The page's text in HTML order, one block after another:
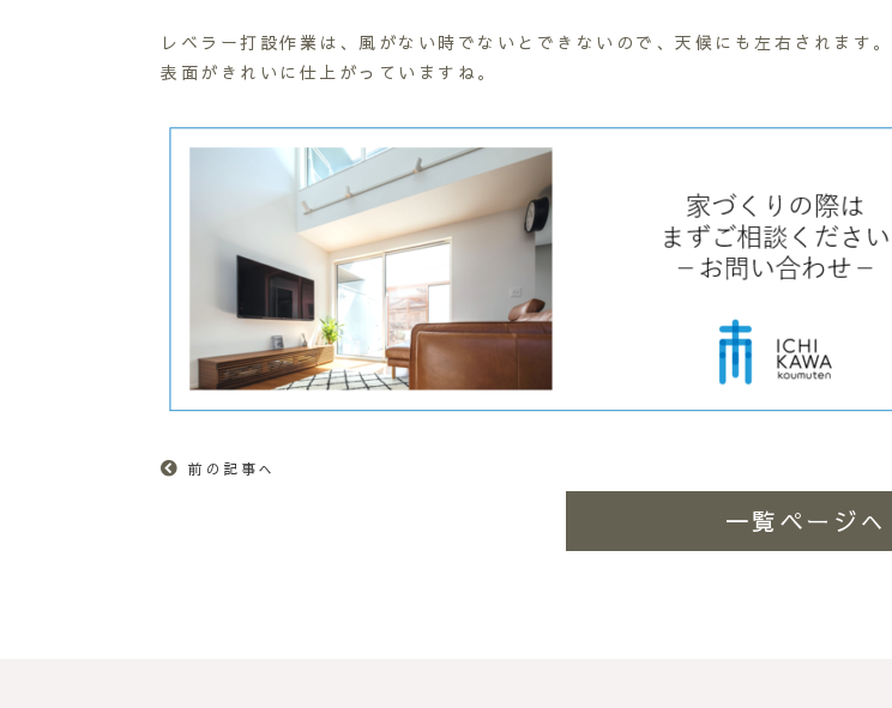
レベラー打設作業は、風がない時でないとできないので、天候にも左右されます。
表面がきれいに仕上がっていますね。
前の記事へ
一覧ページへ